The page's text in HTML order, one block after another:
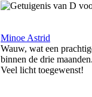
Minoe Astrid
Wauw, wat een
binnen de drie
Veel licht toegewenst!